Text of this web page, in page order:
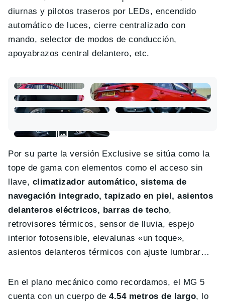
diurnas y pilotos traseros por LEDs, encendido
automático de luces, cierre centralizado con
mando, selector de modos de conducción,
apoyabrazos central delantero, etc.
Por su parte la versión Exclusive se sitúa como la
tope de gama con elementos como el acceso sin
llave, climatizador automático, sistema de
navegación integrado, tapizado en piel, asientos
delanteros eléctricos, barras de techo,
retrovisores térmicos, sensor de lluvia, espejo
interior fotosensible, elevalunas «un toque»,
asientos delanteros térmicos con ajuste lumbrar…
En el plano mecánico como recordamos, el MG 5
cuenta con un cuerpo de4.54 metros de largo, lo